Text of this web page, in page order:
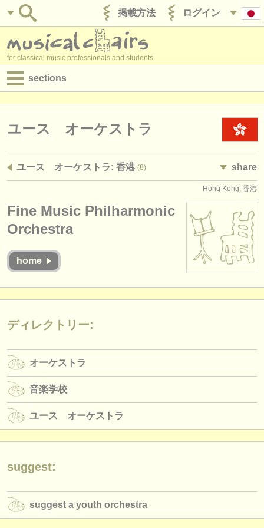
ログイン
掲載方法
for classical music professionals and students
sections
求人情報 (演奏関係の職)
求人情報 (管理者関連の職)
講習会
コンクール
盗まれた楽器
ディレクトリー:
音楽学校
ユース オーケストラ
musicalchairs:
お問い合わせ
クラシック音楽ニュース
ユース オーケストラ
ユース オーケストラ: 香港 (8) share
Hong Kong, 香港
Fine Music Philharmonic
Orchestra
home
ディレクトリー:
オーケストラ
音楽学校
ユース オーケストラ
suggest:
suggest a youth orchestra